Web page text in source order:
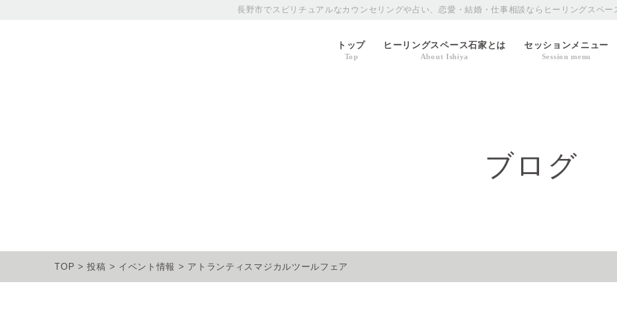
長野市でスピリチュアルなカウンセリングや占い、恋愛・結婚・仕事相談ならヒーリングスペー
トップ
Top
ヒーリングスペース石家とは
About Ishiya
セッションメニュー
Session menu
ブログ
TOP >投稿 > イベント情報 > アトランティスマジカルツールフェア